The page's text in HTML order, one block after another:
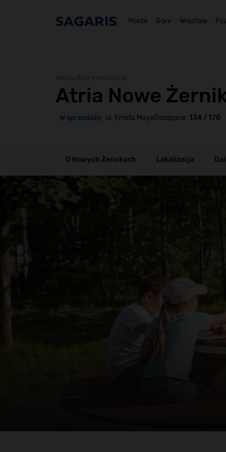
Morze Góry Wrocław
Atria Nowe
W sprzedaży ul. Ernsta Maya Dostępne: 134 / 170
O Nowych Żernikach Lokalizacja